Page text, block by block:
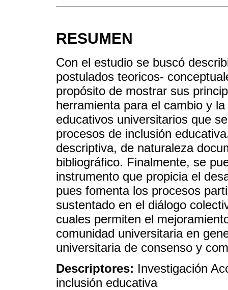
RESUMEN
Con el estudio se buscó
postulados teoricos-
propósito de mostrar sus
herramienta para el cambio y
educativos universitarios que
procesos de inclusión
descriptiva, de naturaleza
bibliográfico. Finalmente, se
instrumento que propicia el
pues fomenta los procesos
sustentado en el diálogo
cuales permiten el
comunidad universitaria en
universitaria de consenso y
Descriptores: Investigación
inclusión educativa